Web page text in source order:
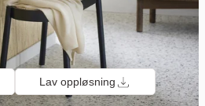
Lav oppløsning